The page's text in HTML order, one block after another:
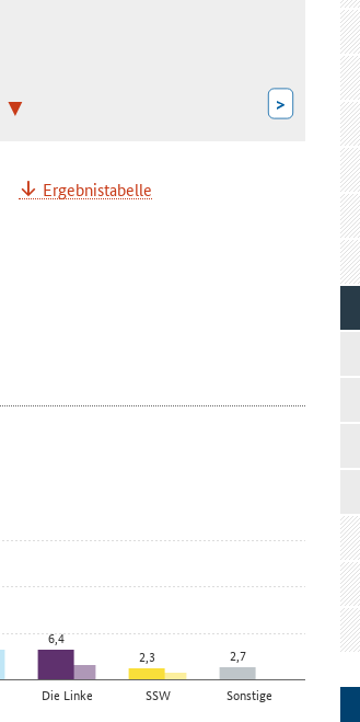
>
Ergebnistabelle
Die Linke SSW Sonstige
6,4
2,3
2,7